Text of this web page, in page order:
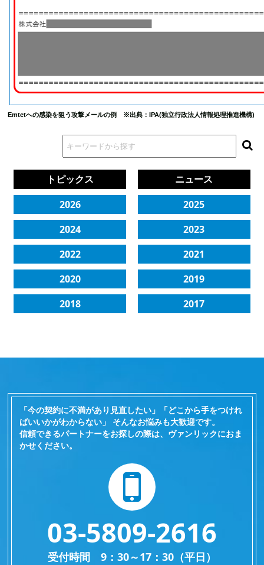
Emtetへの感染を狙う攻撃メールの例 ※出典：IPA(独立行政法人情報処理推進機構)
トピックス
ニュース
2026
2025
2024
2023
2022
2021
2020
2019
2018
2017
「今の契約に不満があり見直したい」「どこから手をつけれ
ばいいかがわからない」 そんなお悩みも大歓迎です。
信頼できるパートナーをお探しの際は、ヴァンリックにおま
かせください。
03-5809-2616
受付時間 9：30～17：30（平日）